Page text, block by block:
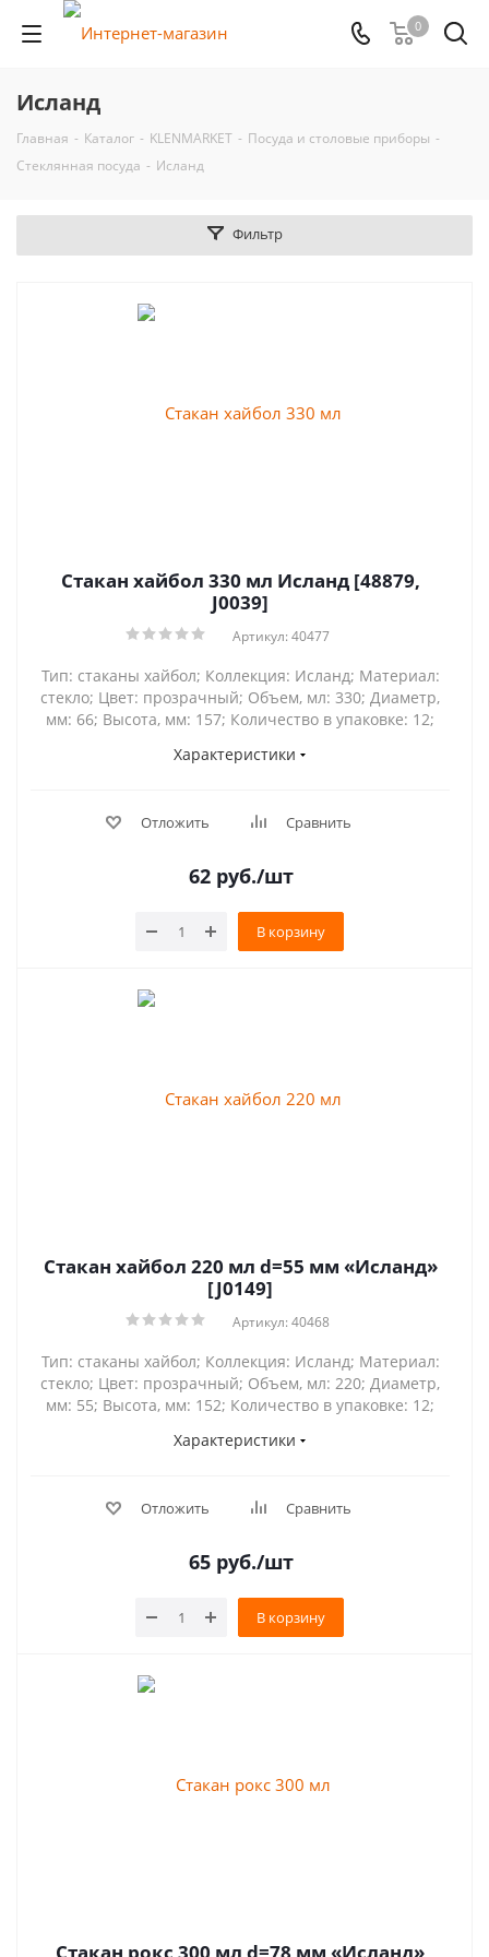
0
Исланд
Главная - Каталог - KLENMARKET - Посуда и столовые приборы -
Стеклянная посуда - Исланд
Фильтр
Стакан хайбол 330 мл Исланд [48879,
J0039]
Артикул: 40477
Тип: стаканы хайбол; Коллекция: Исланд; Материал:
стекло; Цвет: прозрачный; Объем, мл: 330; Диаметр,
мм: 66; Высота, мм: 157; Количество в упаковке: 12;
Характеристики
Отложить Сравнить
62руб./шт
В корзину
Стакан хайбол 220 мл d=55 мм «Исланд»
[J0149]
Артикул: 40468
Тип: стаканы хайбол; Коллекция: Исланд; Материал:
стекло; Цвет: прозрачный; Объем, мл: 220; Диаметр,
мм: 55; Высота, мм: 152; Количество в упаковке: 12;
Характеристики
Отложить Сравнить
65руб./шт
В корзину